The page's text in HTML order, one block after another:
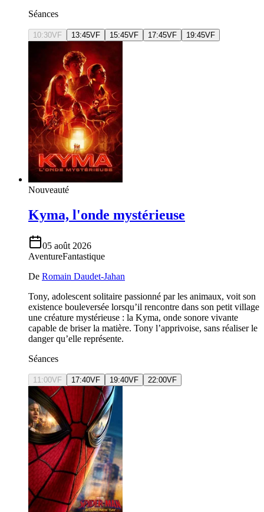
Séances
10:30VF 13:45VF 15:45VF 17:45VF 19:45VF
Nouveauté
Kyma, l'onde mystérieuse
05 août 2026
AventureFantastique
De Romain Daudet-Jahan
Tony, adolescent solitaire passionné par les animaux, voit son
existence bouleversée lorsqu’il rencontre dans son petit village
une créature mystérieuse : la Kyma, onde sonore vivante
capable de briser la matière. Tony l’apprivoise, sans réaliser le
danger qu’elle représente.
Séances
11:00VF 17:40VF 19:40VF 22:00VF